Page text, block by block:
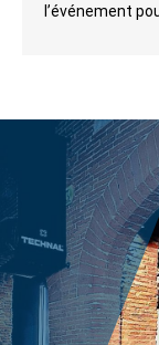
l’événement